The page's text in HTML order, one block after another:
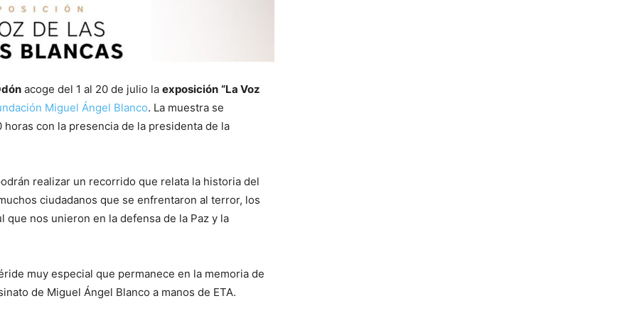
acoge del 1 al 20 de julio la exposición “La Voz
Miguel Ángel Blanco. La muestra se
con la presencia de la presidenta de la
realizar un recorrido que relata la historia del
ciudadanos que se enfrentaron al terror, los
que nos unieron en la defensa de la Paz y la
muy especial que permanece en la memoria de
de Miguel Ángel Blanco a manos de ETA.